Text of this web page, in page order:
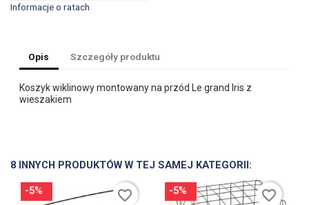
Informacje o ratach
Opis Szczegóły produktu
Koszyk wiklinowy montowany na przód Le grand Iris z
wieszakiem
8 INNYCH PRODUKTÓW W TEJ SAMEJ KATEGORII:
-5% favorite_border -5% favorite_border